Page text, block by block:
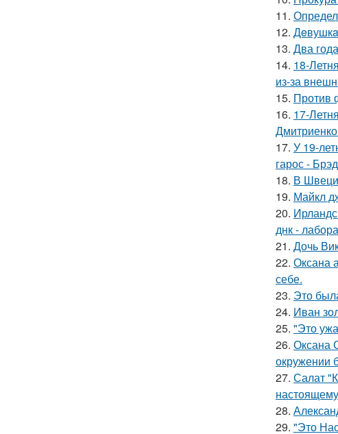
11.
12.
13. Два
14. 18-
из-за
15. Против
16. 17-
17. У 19-
гарос -
18. В
19. Майкл
20.
днк -
21. Дочь
22. Оксана
себе.
23. Это
24. Иван
25. "Это
26. Оксана
окружении
27. Салат
28.
29. "Это